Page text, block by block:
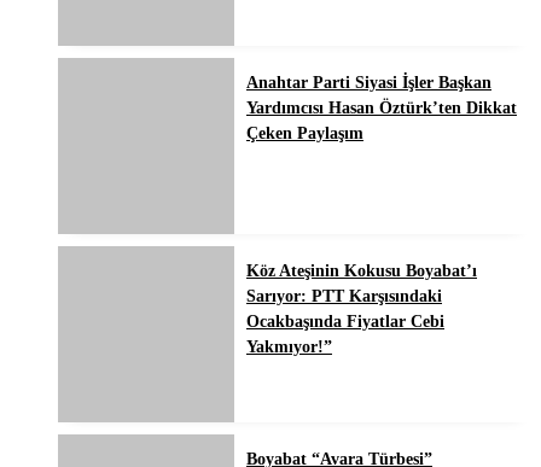
Anahtar Parti Siyasi İşler Başkan
Yardımcısı Hasan Öztürk’ten Dikkat
Çeken Paylaşım
Köz Ateşinin Kokusu Boyabat’ı
Sarıyor: PTT Karşısındaki
Ocakbaşında Fiyatlar Cebi
Yakmıyor!”
Boyabat “Avara Türbesi”